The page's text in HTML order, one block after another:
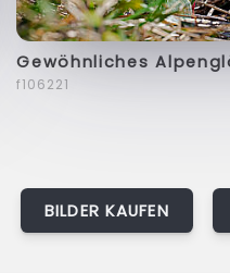
Gewöhnliches
f106221
BILDER KAUFEN